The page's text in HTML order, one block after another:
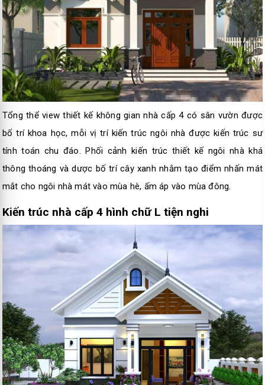
Tổng thể view thiết kế không gian nhà cấp 4 có sân vườn được
bố trí khoa học, mỗi vị trí kiến trúc ngôi nhà được kiến trúc sư
tính toán chu đáo. Phối cảnh kiến trúc thiết kế ngôi nhà khá
thông thoáng và dược bố trí cây xanh nhằm tạo điểm nhấn mát
mắt cho ngôi nhà mát vào mùa hè, ấm áp vào mùa đông.
Kiến trúc nhà cấp 4 hình chữ L tiện nghi